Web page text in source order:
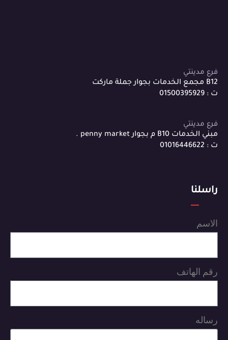
فرع مدينتي
B12 مجمع الخدمات بجوار جملة ماركت
ت : 01500395929
فرع مدينتي
مبني الخدمات B10 م بجوار penny market .
ت : 01016446622
راسلنا
الاسم
رقم الهاتف
رساله